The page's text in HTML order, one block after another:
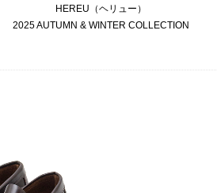
HEREU（ヘリュー）
2025 AUTUMN & WINTER COLLECTION